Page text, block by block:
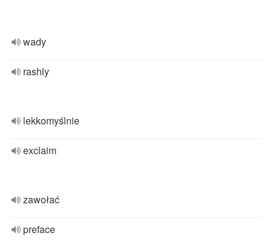
wady
rashly
lekkomyślnie
exclaim
zawołać
preface